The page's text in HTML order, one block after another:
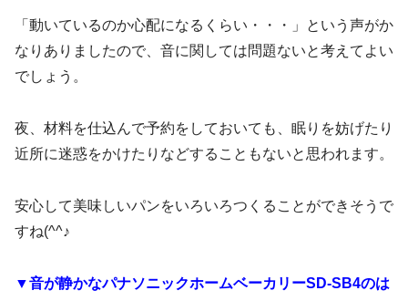
「動いているのか心配になるくらい・・・」という声がか
なりありましたので、音に関しては問題ないと考えてよい
でしょう。
夜、材料を仕込んで予約をしておいても、眠りを妨げたり
近所に迷惑をかけたりなどすることもないと思われます。
安心して美味しいパンをいろいろつくることができそうで
すね(^^♪
▼音が静かなパナソニックホームベーカリーSD-SB4のは